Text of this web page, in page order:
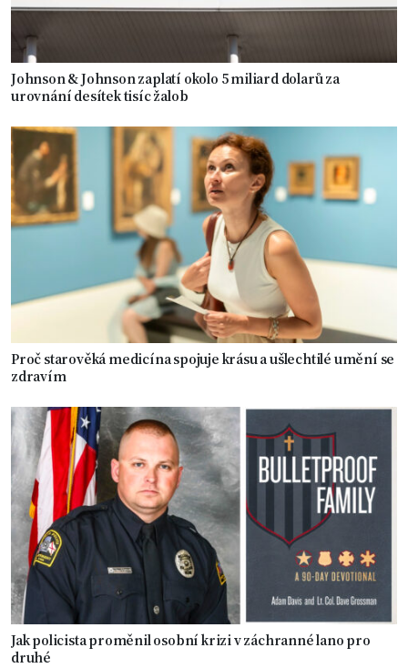
Johnson & Johnson zaplatí okolo 5 miliard dolarů za
urovnání desítek tisíc žalob
Proč starověká medicína spojuje krásu a ušlechtilé umění se
zdravím
Jak policista proměnil osobní krizi v záchranné lano pro
druhé